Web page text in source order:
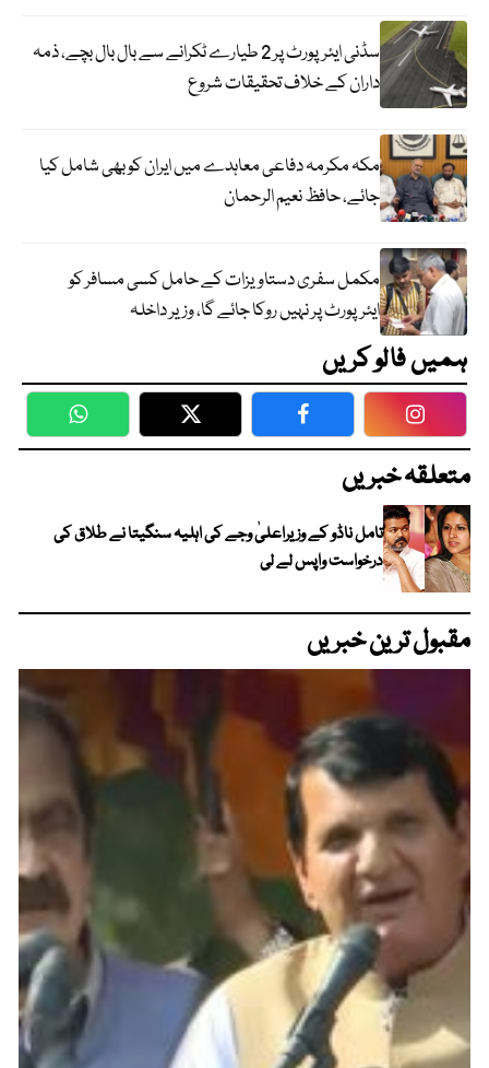
سڈنی ایئرپورٹ پر 2 طیارے ٹکرانے سے بال بال بچے، ذمہ
داران کے خلاف تحقیقات شروع
مکہ مکرمہ دفاعی معاہدے میں ایران کو بھی شامل کیا
جائے، حافظ نعیم الرحمان
مکمل سفری دستاویزات کے حامل کسی مسافر کو
ایئرپورٹ پر نہیں روکا جائے گا، وزیر داخلہ
ہمیں فالو کریں
WhatsApp Twitter Facebook
متعلقہ خبریں
تامل ناڈو کے وزیراعلیٰ وجے کی اہلیہ سنگیتا نے طلاق کی
درخواست واپس لے لی
مقبول ترین خبریں